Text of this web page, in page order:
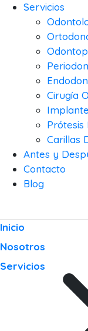
Servicios
Cirugía
Prótesis
Carillas
Antes y
Contacto
Blog
Inicio
Nosotros
Servicios